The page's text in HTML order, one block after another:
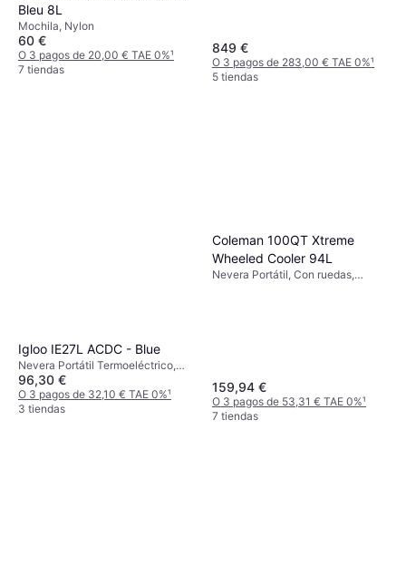
Bleu 8L
Mochila, Nylon
60 €
O 3 pagos de 20,00 € TAE 0%¹
7 tiendas
849 €
O 3 pagos de 283,00 € TAE 0%¹
5 tiendas
Igloo IE27L ACDC - Blue
Nevera Portátil Termoeléctrico,
12/230 V, Polipropileno, Plástico
96,30 €
O 3 pagos de 32,10 € TAE 0%¹
3 tiendas
Coleman 100QT Xtreme
Wheeled Cooler 94L
Nevera Portátil, Con ruedas,
159,94 €
O 3 pagos de 53,31 € TAE 0%¹
7 tiendas